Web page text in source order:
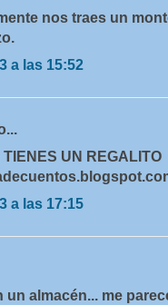
nos traes un
a las 15:52
TIENES UN REGALITO
a las 17:15
un almacén... me